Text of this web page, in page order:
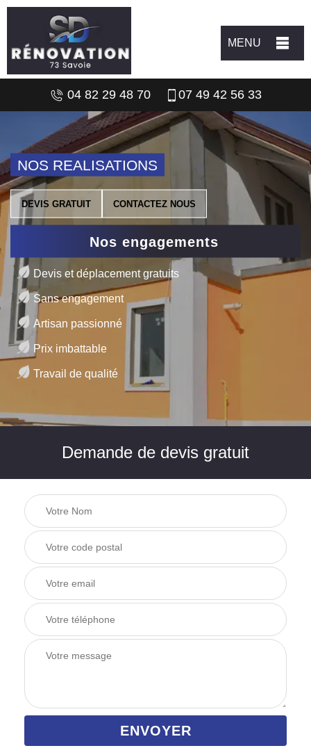
MENU
04 82 29 48 70 07 49 42 56 33
NOS REALISATIONS
DEVIS GRATUIT CONTACTEZ NOUS
Nos engagements
Devis et déplacement gratuits
Sans engagement
Artisan passionné
Prix imbattable
Travail de qualité
Demande de devis gratuit